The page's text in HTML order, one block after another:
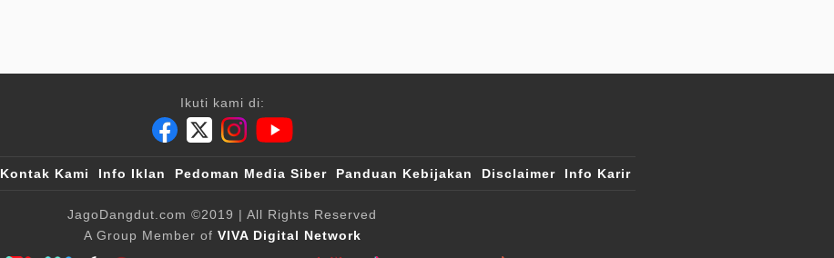
Ikuti kami di:
Kontak Kami Info Iklan Pedoman Media Siber Panduan Kebijakan Disclaimer Info Karir
JagoDangdut.com ©2019 | All Rights Reserved
A Group Member of VIVA Digital Network